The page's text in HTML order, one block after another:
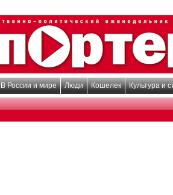
В России и мире Люди Кошелек Культура и